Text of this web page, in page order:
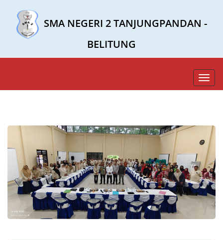
SMA NEGERI 2 TANJUNGPANDAN -
BELITUNG